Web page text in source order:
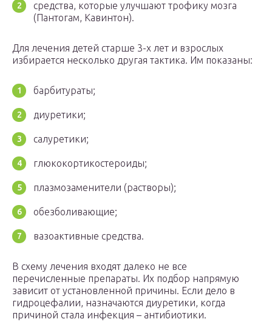
средства, которые улучшают трофику мозга
(Пантогам, Кавинтон).
Для лечения детей старше 3-х лет и взрослых
избирается несколько другая тактика. Им показаны:
барбитураты;
диуретики;
салуретики;
глюкокортикостероиды;
плазмозаменители (растворы);
обезболивающие;
вазоактивные средства.
В схему лечения входят далеко не все
перечисленные препараты. Их подбор напрямую
зависит от установленной причины. Если дело в
гидроцефалии, назначаются диуретики, когда
причиной стала инфекция – антибиотики.